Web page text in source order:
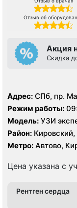
Отзыв об
Акция
Скидка
Адрес: СПб, пр.
Режим работы:
Модель: УЗИ
Район:
Метро: Автово,
Цена указана с
Рентген сердца